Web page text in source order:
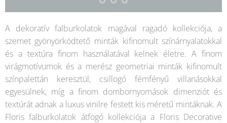
A dekoratív falburkolatok magával ragadó kollekciója, a
szemet gyönyörködtető minták kifinomult színárnyalatokkal
és a textúra finom használatával kelnek életre. A finom
virágmotívumok és a merész geometriai minták kifinomult
színpalettán keresztül, csillogó fémfényű villanásokkal
egyesülnek, míg a finom dombornyomások dimenziót és
textúrát adnak a luxus vinilre festett kis méretű mintáknak. A
Floris falburkolatok átfogó kollekciója a Floris Decorative